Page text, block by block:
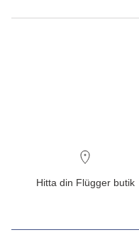
Hitta din Flügger butik